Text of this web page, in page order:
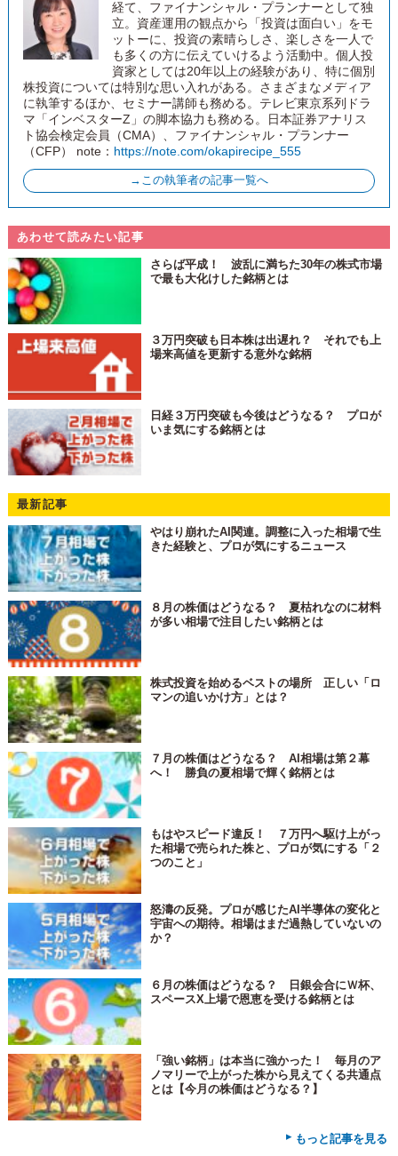
経て、ファイナンシャル・プランナーとして独
立。資産運用の観点から「投資は面白い」をモ
ットーに、投資の素晴らしさ、楽しさを一人で
も多くの方に伝えていけるよう活動中。個人投
資家としては20年以上の経験があり、特に個別
株投資については特別な思い入れがある。さまざまなメディア
に執筆するほか、セミナー講師も務める。テレビ東京系列ドラ
マ「インベスターZ」の脚本協力も務める。日本証券アナリス
ト協会検定会員（CMA）、ファイナンシャル・プランナー
（CFP） note： https://note.com/okapirecipe_555
→この執筆者の記事一覧へ
あわせて読みたい記事
さらば平成！ 波乱に満ちた30年の株式市場
で最も大化けした銘柄とは
３万円突破も日本株は出遅れ？ それでも上
場来高値を更新する意外な銘柄
日経３万円突破も今後はどうなる？ プロが
いま気にする銘柄とは
最新記事
やはり崩れたAI関連。調整に入った相場で生
きた経験と、プロが気にするニュース
８月の株価はどうなる？ 夏枯れなのに材料
が多い相場で注目したい銘柄とは
株式投資を始めるベストの場所 正しい「ロ
マンの追いかけ方」とは？
７月の株価はどうなる？ AI相場は第２幕
へ！ 勝負の夏相場で輝く銘柄とは
もはやスピード違反！ ７万円へ駆け上がっ
た相場で売られた株と、プロが気にする「２
つのこと」
怒濤の反発。プロが感じたAI半導体の変化と
宇宙への期待。相場はまだ過熱していないの
か？
６月の株価はどうなる？ 日銀会合にＷ杯、
スペースX上場で恩恵を受ける銘柄とは
「強い銘柄」は本当に強かった！ 毎月のア
ノマリーで上がった株から見えてくる共通点
とは【今月の株価はどうなる？】
▸ もっと記事を見る